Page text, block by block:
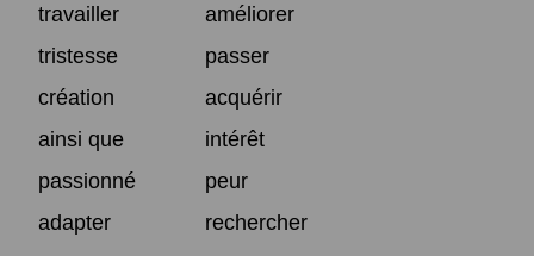
travailler
améliorer
tristesse
passer
création
acquérir
ainsi que
intérêt
passionné
peur
adapter
rechercher